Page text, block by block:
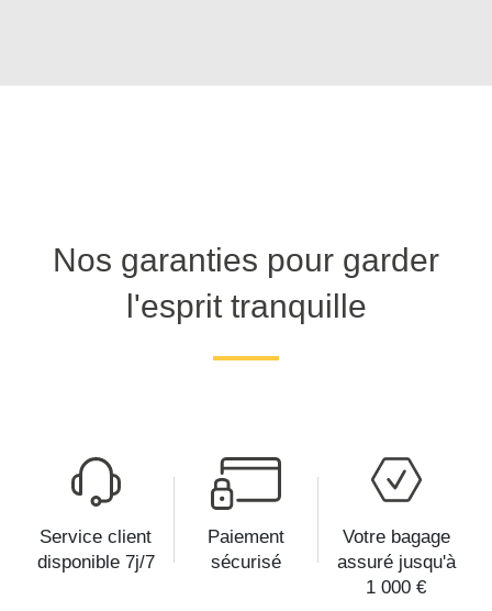
Nos garanties pour garder
l'esprit tranquille
Service client
disponible 7j/7
Paiement
sécurisé
Votre bagage
assuré jusqu'à
1 000 €